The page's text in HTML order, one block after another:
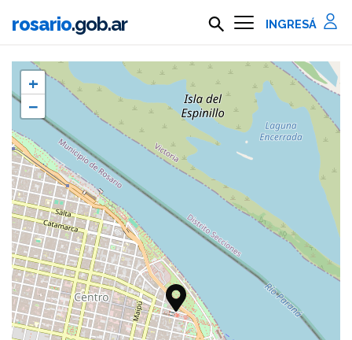
Ir al contenido principal
rosario.gob.ar Buscar en rosario.gob.ar
+
−